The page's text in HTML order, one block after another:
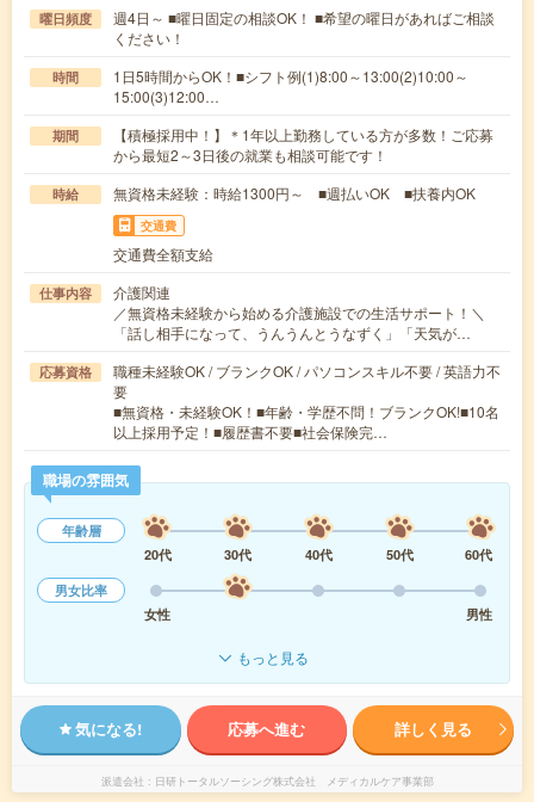
曜日頻度
週4日～ ■曜日固定の相談OK！ ■希望の曜日があればご相談
ください！
時間
1日5時間からOK！■シフト例(1)8:00～13:00(2)10:00～
15:00(3)12:00…
期間
【積極採用中！】＊1年以上勤務している方が多数！ご応募
から最短2～3日後の就業も相談可能です！
時給 無資格未経験：時給1300円～ ■週払いOK ■扶養内OK
交通費
交通費全額支給
仕事内容
介護関連
／無資格未経験から始める介護施設での生活サポート！＼
「話し相手になって、うんうんとうなずく」「天気が…
応募資格
職種未経験OK / ブランクOK / パソコンスキル不要 / 英語力不
要
■無資格・未経験OK！■年齢・学歴不問！ブランクOK!■10名
以上採用予定！■履歴書不要■社会保険完…
職場の雰囲気
年齢層
20代
30代 40代 50代
60代
男女比率
女性
男性
もっと見る
気になる! 応募へ進む 詳しく見る
派遣会社 日研トータルソーシング株式会社 メディカルケア事業部